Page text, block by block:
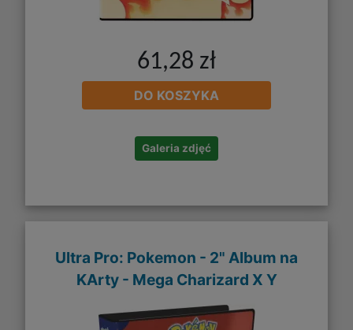
61,28 zł
DO KOSZYKA
Galeria zdjęć
Ultra Pro: Pokemon - 2" Album na
KArty - Mega Charizard X Y